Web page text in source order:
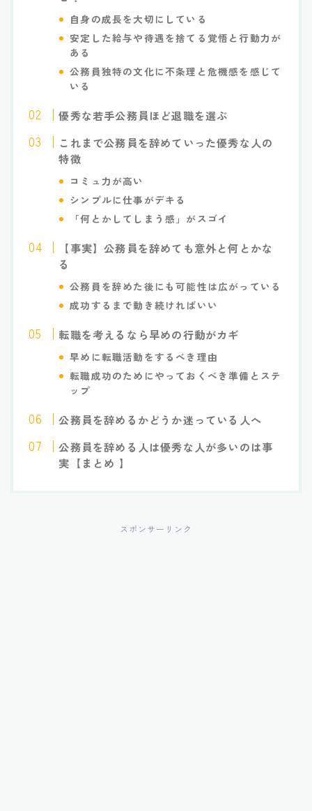
自身の成長を大切にしている
安定した給与や待遇を捨てる覚悟と行動力が
ある
公務員独特の文化に不条理と危機感を感じて
いる
優秀な若手公務員ほど退職を選ぶ
これまで公務員を辞めていった優秀な人の
特徴
コミュ力が高い
シンプルに仕事がデキる
「何とかしてしまう感」がスゴイ
【事実】公務員を辞めても意外と何とかな
る
公務員を辞めた後にも可能性は広がっている
成功するまで動き続ければいい
転職を考えるなら早めの行動がカギ
早めに転職活動をするべき理由
転職成功のためにやっておくべき準備とステ
ップ
公務員を辞めるかどうか迷っている人へ
公務員を辞める人は優秀な人が多いのは事
実【まとめ 】
スポンサーリンク